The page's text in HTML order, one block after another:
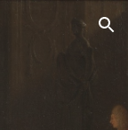
Skip to navigation